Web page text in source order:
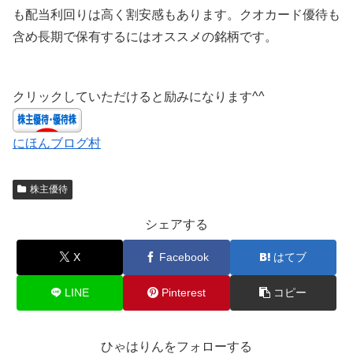
も配当利回りは高く割安感もあります。クオカード優待も
含め長期で保有するにはオススメの銘柄です。
クリックしていただけると励みになります^^
にほんブログ村
株主優待
シェアする
X Facebook はてブ
LINE Pinterest コピー
ひゃはりんをフォローする